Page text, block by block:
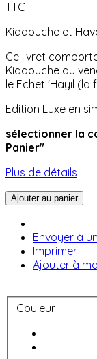
TTC
Kiddouche et
Ce livret
Kiddouche du
le Echet 'Hayil (la
Edition Luxe en
sélectionner la
Panier"
Plus de détails
Ajouter au panier
Envoyer à
Imprimer
Ajouter à
Couleur